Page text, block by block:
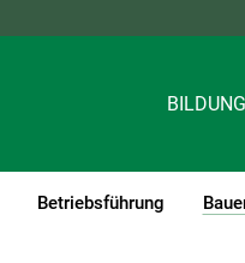
BILDUNG
Betriebsführung